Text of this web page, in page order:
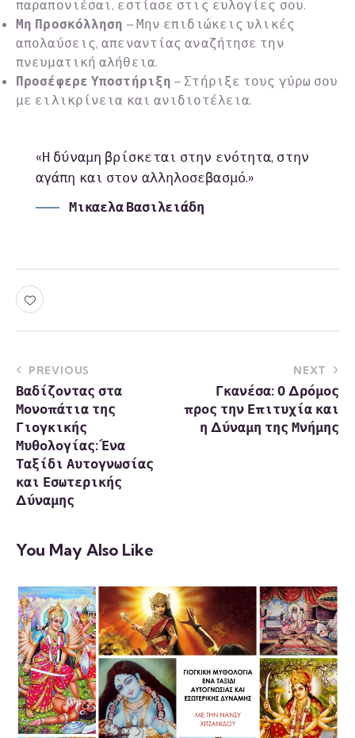
παραπονιέσαι, εστίασε στις ευλογίες σου.
Μη Προσκόλληση – Μην επιδιώκεις υλικές
απολαύσεις, απεναντίας αναζήτησε την
πνευματική αλήθεια.
Προσέφερε Υποστήριξη – Στήριξε τους γύρω σου
με ειλικρίνεια και ανιδιοτέλεια.
«Η δύναμη βρίσκεται στην ενότητα, στην
αγάπη και στον αλληλοσεβασμό.»
Μικαελα Βασιλειάδη
PREVIOUS
Βαδίζοντας στα
Μονοπάτια της
Γιογκικής
Μυθολογίας: Ένα
Ταξίδι Αυτογνωσίας
και Εσωτερικής
Δύναμης
NEXT
Γκανέσα: Ο Δρόμος
προς την Επιτυχία και
η Δύναμη της Μνήμης
You May Also Like